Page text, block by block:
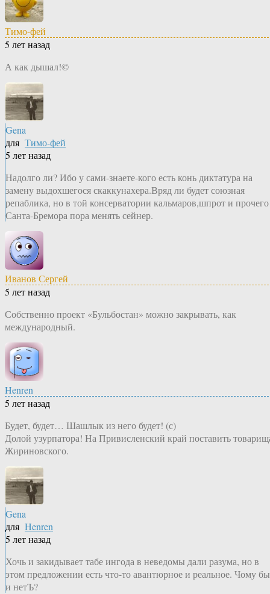
Тимо-фей
5 лет назад
А как дышал!©
Gena
для Тимо-фей
5 лет назад
Надолго ли? Ибо у сами-знаете-кого есть конь диктатура на
замену выдохшегося скаккунахера.Вряд ли будет союзная
репаблика, но в той консерватории кальмаров,шпрот и прочего
Санта-Бремора пора менять сейнер.
Иванов Сергей
5 лет назад
Собственно проект «Бульбостан» можно закрывать, как
международный.
Henren
5 лет назад
Будет, будет… Шашлык из него будет! (с)
Долой узурпатора! На Привисленский край поставить
Жириновского.
Gena
для Henren
5 лет назад
Хочь и закидывает табе ингода в неведомы дали разума, но в
этом предложении есть что-то авантюрное и реальное. Чому бы
и нетЪ?